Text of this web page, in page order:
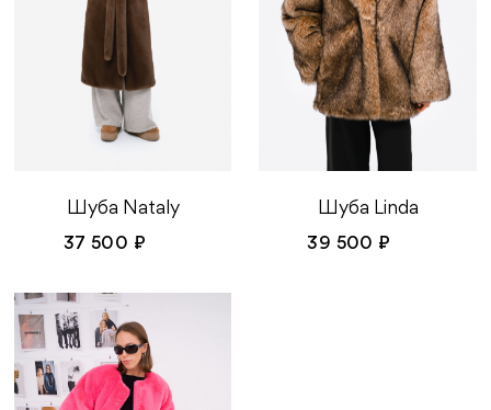
Шуба Nataly
37 500 ₽
Шуба Linda
39 500 ₽